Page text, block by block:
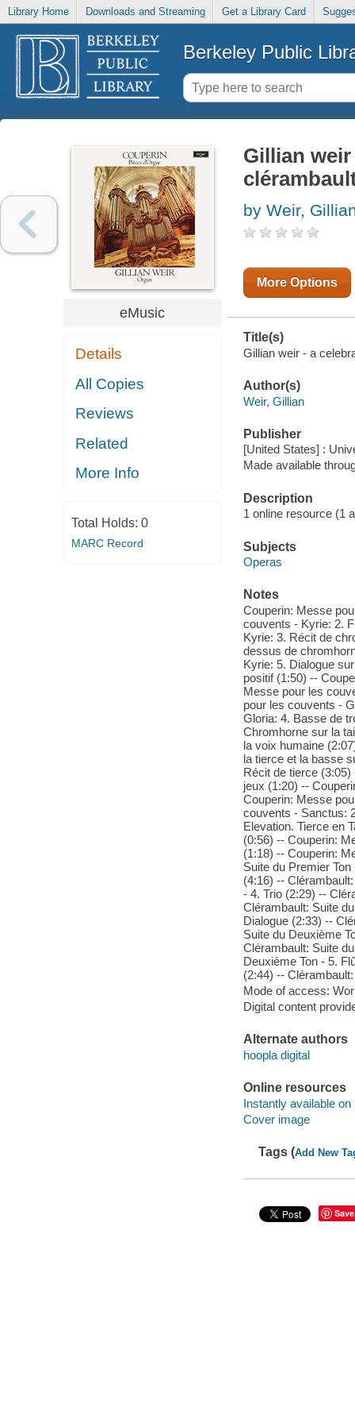
Library Home Downloads and Streaming Get a Library Card
Berkeley Public
eMusic
Details
All Copies
Reviews
Related
More Info
Total Holds: 0
MARC Record
Gillian
by Weir,
More Options
Title(s)
Gillian weir - a
Author(s)
Weir, Gillian
Publisher
[United States] :
Made available
Description
1 online resource (1
Subjects
Operas
Notes
Couperin: Messe
couvents - Kyrie: 2.
Kyrie: 3. Récit de
dessus de
Kyrie: 5. Dialogue
positif (1:50) --
Messe pour les
pour les couvents -
Gloria: 4. Basse de
Chromhorne sur la
la voix humaine
la tierce et la basse
Récit de tierce
jeux (1:20) --
Couperin: Messe
couvents - Sanctus:
Elevation. Tierce en
(0:56) -- Couperin:
(1:18) -- Couperin:
Suite du Premier
(4:16) --
- 4. Trio (2:29) --
Clérambault: Suite
Dialogue (2:33) --
Suite du Deuxième
Clérambault: Suite
Deuxième Ton - 5.
(2:44) --
Mode of access:
Digital content
Alternate authors
hoopla digital
Online resources
Instantly available on
Cover image
Tags (Add New
Save